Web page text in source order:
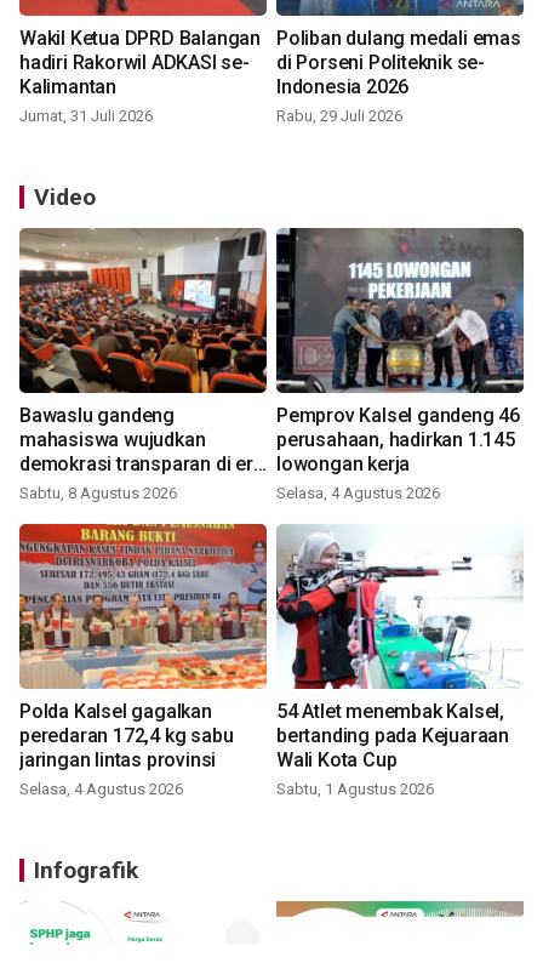
Wakil Ketua DPRD Balangan
hadiri Rakorwil ADKASI se-
Kalimantan
Jumat, 31 Juli 2026
Poliban dulang medali emas
di Porseni Politeknik se-
Indonesia 2026
Rabu, 29 Juli 2026
Video
Bawaslu gandeng
mahasiswa wujudkan
demokrasi transparan di era
digital
Sabtu, 8 Agustus 2026
Pemprov Kalsel gandeng 46
perusahaan, hadirkan 1.145
lowongan kerja
Selasa, 4 Agustus 2026
Polda Kalsel gagalkan
peredaran 172,4 kg sabu
jaringan lintas provinsi
Selasa, 4 Agustus 2026
54 Atlet menembak Kalsel,
bertanding pada Kejuaraan
Wali Kota Cup
Sabtu, 1 Agustus 2026
Infografik